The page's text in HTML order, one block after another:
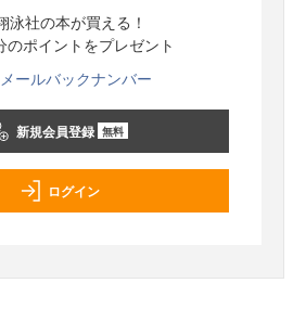
泳社の本が買える！
のポイントをプレゼント
メールバックナンバー
新規会員登録 無料
ログイン